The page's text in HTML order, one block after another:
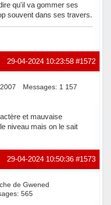
qu'il va gommer ses
souvent dans ses travers.
#1572
29-04-2024 10:23:58
Messages: 1 157
et mauvaise
niveau mais on le sait
#1573
29-04-2024 10:50:36
de Gwened
565